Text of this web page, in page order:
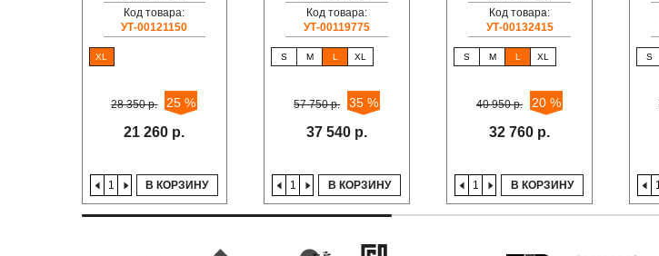
Код товара:
УТ-00121150
XL
28 350 р. 25 %
21 260 р.
В КОРЗИНУ
Код товара:
УТ-00119775
S M L XL
57 750 р. 35 %
37 540 р.
В КОРЗИНУ
Код товара:
УТ-00132415
S M L XL
40 950 р. 20 %
32 760 р.
В КОРЗИНУ
S